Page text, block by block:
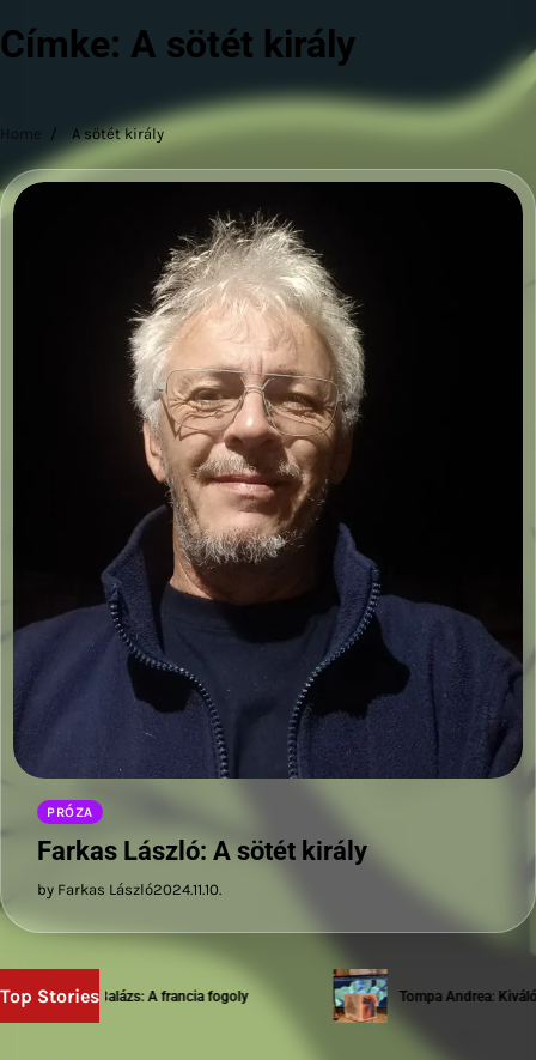
Címke: A sötét király
Home A sötét király
PRÓZA
Farkas László: A sötét király
by Farkas László2024.11.10.
Top Stories
Sziwery Balázs: A francia fogoly Tompa Andrea: Kiváló